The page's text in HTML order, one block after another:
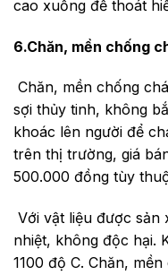
cao xuống để thoát
6.Chăn, mền chống
Chăn, mền chống
sợi thủy tinh, không
khoác lên người để
trên thị trường, giá
500.000 đồng tùy
Với vật liệu được sản
nhiệt, không độc hại.
1100 độ C. Chăn,